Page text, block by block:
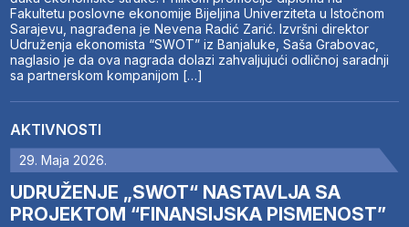
Fakultetu poslovne ekonomije Bijeljina Univerziteta u Istočnom
Sarajevu, nagrađena je Nevena Radić Zarić. Izvršni direktor
Udruženja ekonomista “SWOT” iz Banjaluke, Saša Grabovac,
naglasio je da ova nagrada dolazi zahvaljujući odličnoj saradnji
sa partnerskom kompanijom […]
AKTIVNOSTI
29. Maja 2026.
UDRUŽENJE „SWOT“ NASTAVLJA SA
PROJEKTOM “FINANSIJSKA PISMENOST”